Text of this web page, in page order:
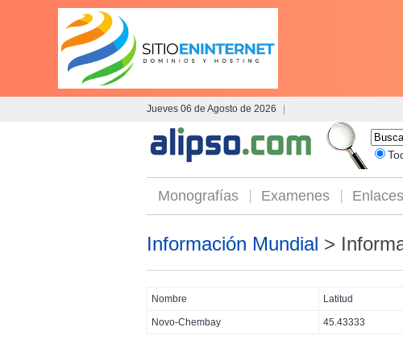
Jueves 06 de Agosto de 2026
Monografías Examenes Enlaces
Información Mundial >
Nombre Latitud
Novo-Chembay 45.43333